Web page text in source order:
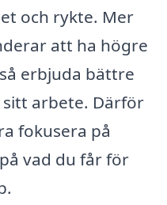
och rykte. Mer
att ha högre
erbjuda bättre
arbete. Därför
fokusera på
vad du får för